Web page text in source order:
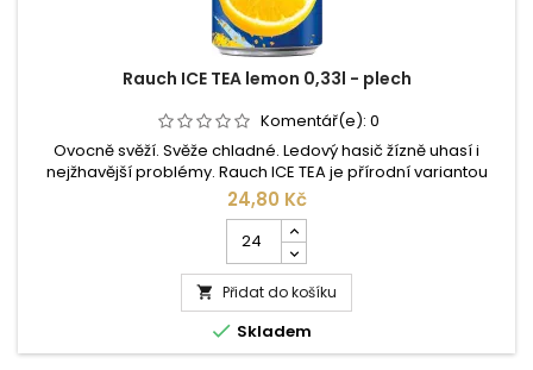
Rauch ICE TEA lemon 0,33l - plech
Komentář(e): 0
Ovocně svěží. Svěže chladné. Ledový hasič žízně uhasí i
nejžhavější problémy. Rauch ICE TEA je přírodní variantou
tradičního softdrinku a limonády. Pravý čaj, pravé ovoce,
pravý Rauch. Pro Rauch ICE TEA jsou žní podle tradičního
způsobu získávány lístečky ceylonského čaje, čímž dochází k
plnému rozvinutí aromatických substancí čaje a Vám se
nabízí...
24,80 Kč
kusů
produktu
Rauch
ICE
TEA
lemon
 Přidat do košíku
 Skladem